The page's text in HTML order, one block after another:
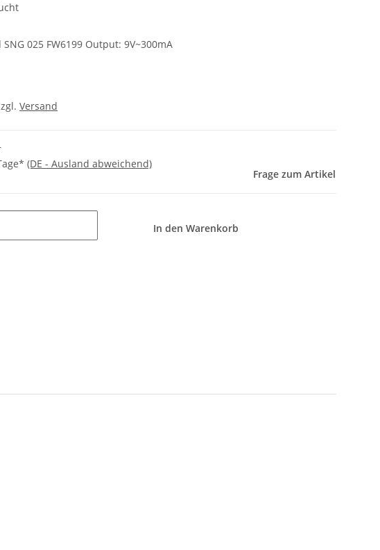
025 FW6199 Output: 9V~300mA
Versand
(DE - Ausland abweichend)
Frage zum Artikel
In den Warenkorb